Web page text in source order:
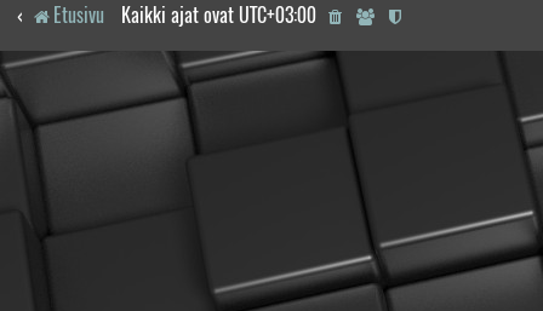
Etusivu Kaikki ajat ovat UTC+03:00